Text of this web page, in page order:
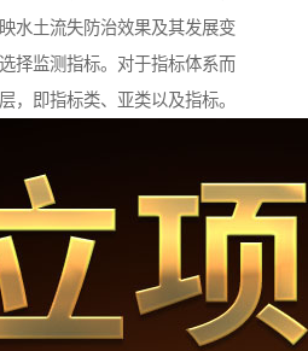
水土流失防治效果及其发展变
择监测指标。对于指标体系而
，即指标类、亚类以及指标。